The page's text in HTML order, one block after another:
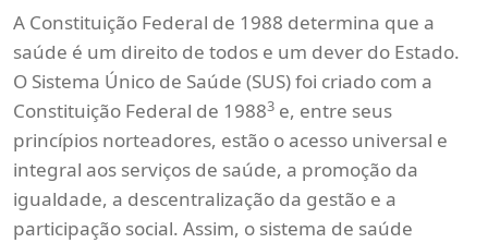
A Constituição Federal de 1988 determina que a
saúde é um direito de todos e um dever do Estado.
O Sistema Único de Saúde (SUS) foi criado com a
Constituição Federal de 19883 e, entre seus
princípios norteadores, estão o acesso universal e
integral aos serviços de saúde, a promoção da
igualdade, a descentralização da gestão e a
participação social. Assim, o sistema de saúde